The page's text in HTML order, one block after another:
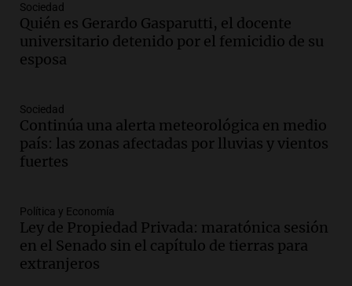
en suspenso a hombre por simular robo
de recaudación en San Luis
Panorama Federal
Episodios
ayuda por problemas de fertilidad y la
ostentación de millonarios
Amamos Argentina
Episodios
avanza con testimonios clave sobre el
accidente en Villa Dolores
Panorama Federal
Episodios
Sociedad
Quién es Gerardo Gasparutti, el docente
universitario detenido por el femicidio de su
esposa
Sociedad
Continúa una alerta meteorológica en medio
país: las zonas afectadas por lluvias y vientos
fuertes
Política y Economía
Ley de Propiedad Privada: maratónica sesión
en el Senado sin el capítulo de tierras para
extranjeros